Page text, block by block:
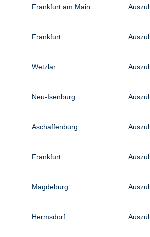
Sonstiges
Vertrieb
Frankfurt am Main
Frankfurt
Wetzlar
Neu-Isenburg
Aschaffenburg
Frankfurt
Magdeburg
Hermsdorf